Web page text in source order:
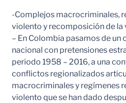
-Complejos macrocriminales,
violento y recomposición de la
– En Colombia pasamos de
nacional con pretensiones
periodo 1958 – 2016, a una
conflictos regionalizados
macrocriminales y regímenes
violento que se han dado